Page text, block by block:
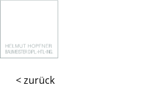
< zurück